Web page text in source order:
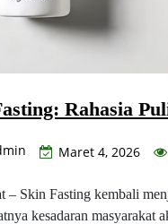
Rahasia
Maret 4, 2026
– Skin Fasting kembali
kesadaran masyarakat